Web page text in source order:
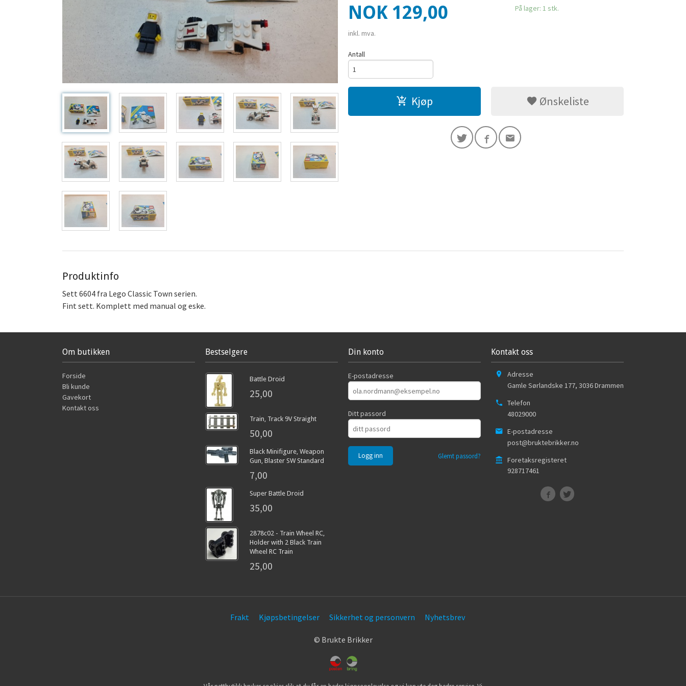
Pris
NOK 129,00
inkl. mva.
På lager: 1 stk.
Antall
Kjøp Ønskeliste
Produktinfo
Sett 6604 fra Lego Classic Town serien.
Fint sett. Komplett med manual og eske.
Om butikken
Forside
Bli kunde
Gavekort
Kontakt oss
Bestselgere
Battle Droid
25,00
Train, Track 9V Straight
50,00
Black Minifigure, Weapon
Gun, Blaster SW Standard
7,00
Super Battle Droid
35,00
2878c02 - Train Wheel RC,
Holder with 2 Black Train
Wheel RC Train
25,00
Din konto
E-postadresse
Ditt passord
Glemt passord?
Kontakt oss
Adresse
Gamle Sørlandske 177, 3036Drammen
Telefon
48029000
E-postadresse
post@bruktebrikker.no
Foretaksregisteret
928717461
Frakt Kjøpsbetingelser Sikkerhet og personvern Nyhetsbrev
© Brukte Brikker